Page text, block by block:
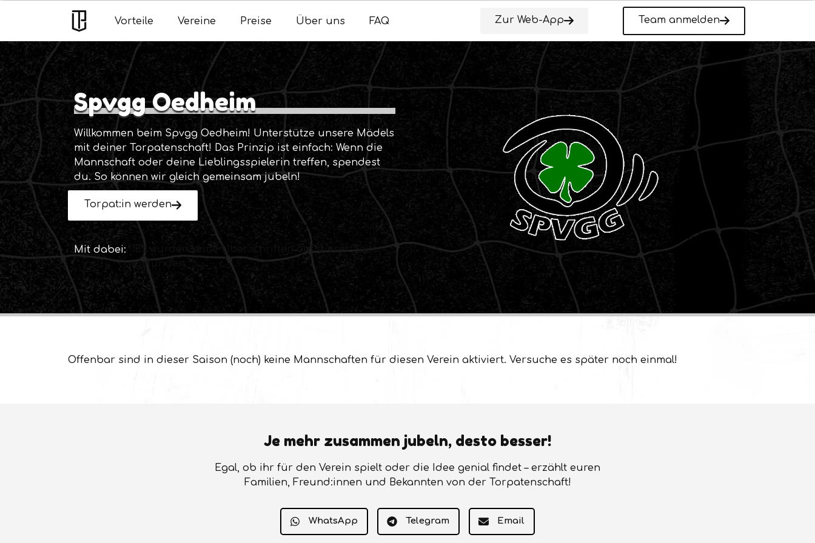
Vorteile Vereine Preise Über uns FAQ Zur Web-App Team anmelden
Spvgg Oedheim
Willkommen beim Spvgg Oedheim! Unterstütze unsere Mädels
mit deiner Torpatenschaft! Das Prinzip ist einfach: Wenn die
Mannschaft oder deine Lieblingsspielerin treffen, spendest
du. So können wir gleich gemeinsam jubeln!
Torpat:in werden
Mit dabei:
Es wurden keine Überschriften auf dieser Seite
gefunden.
Offenbar sind in dieser Saison (noch) keine Mannschaften für diesen Verein aktiviert. Versuche es später noch einmal!
Je mehr zusammen jubeln, desto besser!
Egal, ob ihr für den Verein spielt oder die Idee genial findet – erzählt euren
Familien, Freund:innen und Bekannten von der Torpatenschaft!
WhatsApp Telegram Email